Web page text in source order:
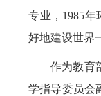
专业，1985年
好地建设世界
作为教育
学指导委员会